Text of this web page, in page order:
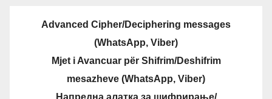
Advanced Cipher/Deciphering messages
(WhatsApp, Viber)
Mjet i Avancuar për Shifrim/Deshifrim
mesazheve (WhatsApp, Viber)